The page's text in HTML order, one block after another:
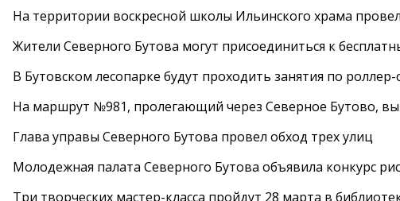
На территории воскресной школы Ильинского храма
Жители Северного Бутова могут присоединиться к
В Бутовском лесопарке будут проходить занятия по роллер-
На маршрут №981, пролегающий через Северное Бутово,
Глава управы Северного Бутова провел обход трех улиц
Молодежная палата Северного Бутова объявила конкурс
Три творческих мастер-класса пройдут 28 марта в